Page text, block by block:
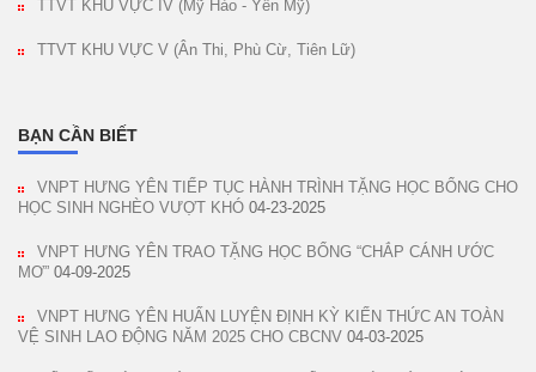
TTVT KHU VỰC IV (Mỹ Hào - Yên Mỹ)
TTVT KHU VỰC V (Ân Thi, Phù Cừ, Tiên Lữ)
BẠN CẦN BIẾT
VNPT HƯNG YÊN TIẾP TỤC HÀNH TRÌNH TẶNG HỌC BỔNG CHO
HỌC SINH NGHÈO VƯỢT KHÓ 04-23-2025
VNPT HƯNG YÊN TRAO TẶNG HỌC BỔNG “CHẮP CÁNH ƯỚC
MƠ” 04-09-2025
VNPT HƯNG YÊN HUẤN LUYỆN ĐỊNH KỲ KIẾN THỨC AN TOÀN
VỆ SINH LAO ĐỘNG NĂM 2025 CHO CBCNV 04-03-2025